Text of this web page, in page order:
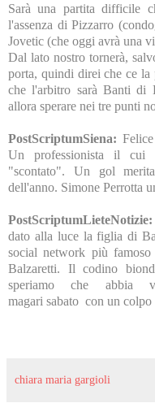
Sarà una partita difficile
l'assenza di Pizzarro
Jovetic (che oggi avrà una
Dal lato nostro tornerà,
porta, quindi direi che ce la
che l'arbitro sarà Banti di
allora sperare nei tre punti
PostScriptumSiena:
Un professionista il cui
"scontato". Un gol
dell'anno. Simone Perrotta
PostScriptumLieteNotizie:
dato alla luce la figlia di
social network più
Balzaretti. Il codino
speriamo che abbia
magari sabato con un
chiara maria gargioli